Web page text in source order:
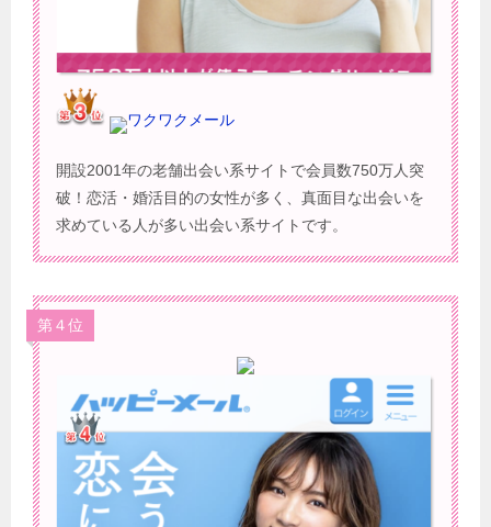
ワクワクメール
開設2001年の老舗出会い系サイトで会員数750万人突
破！恋活・婚活目的の女性が多く、真面目な出会いを
求めている人が多い出会い系サイトです。
第４位